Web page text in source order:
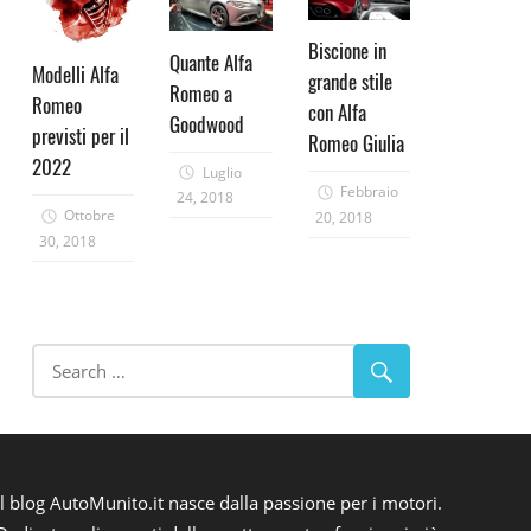
Modelli Alfa
Romeo
previsti per il
2022
Ottobre
30, 2018
Quante Alfa
Romeo a
Goodwood
Luglio
24, 2018
Biscione in
grande stile
con Alfa
Romeo Giulia
Febbraio
20, 2018
blog AutoMunito.it nasce dalla passione per i motori.